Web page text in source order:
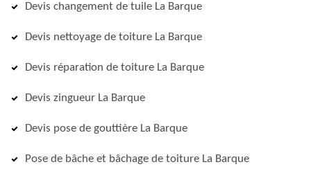
Devis changement de tuile La Barque
Devis nettoyage de toiture La Barque
Devis réparation de toiture La Barque
Devis zingueur La Barque
Devis pose de gouttière La Barque
Pose de bâche et bâchage de toiture La Barque